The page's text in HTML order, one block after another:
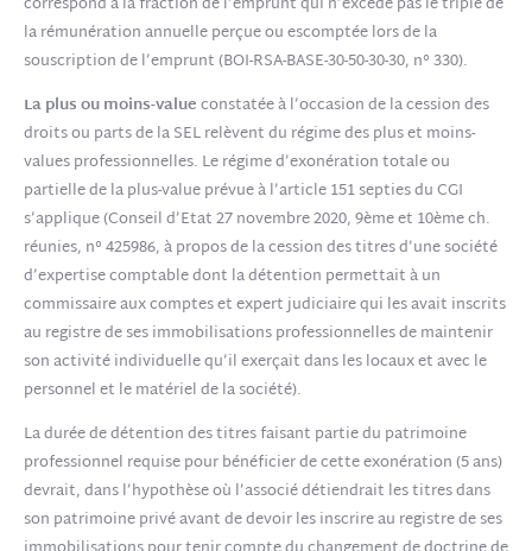
la rémunération annuelle perçue ou escomptée lors de la
souscription de l’emprunt (BOI-RSA-BASE-30-50-30-30, n° 330).
La plus ou moins-valueconstatée à l’occasion de la cession des
droits ou parts de la SEL relèvent du régime des plus et moins-
values professionnelles. Le régime d’exonération totale ou
partielle de la plus-value prévue à l’article 151 septies du CGI
s’applique (Conseil d’Etat 27 novembre 2020, 9ème et 10ème ch.
réunies, n° 425986, à propos de la cession des titres d’une société
d’expertise comptable dont la détention permettait à un
commissaire aux comptes et expert judiciaire qui les avait inscrits
au registre de ses immobilisations professionnelles de maintenir
son activité individuelle qu’il exerçait dans les locaux et avec le
personnel et le matériel de la société).
La durée de détention des titres faisant partie du patrimoine
professionnel requise pour bénéficier de cette exonération (5 ans)
devrait, dans l’hypothèse où l’associé détiendrait les titres dans
son patrimoine privé avant de devoir les inscrire au registre de ses